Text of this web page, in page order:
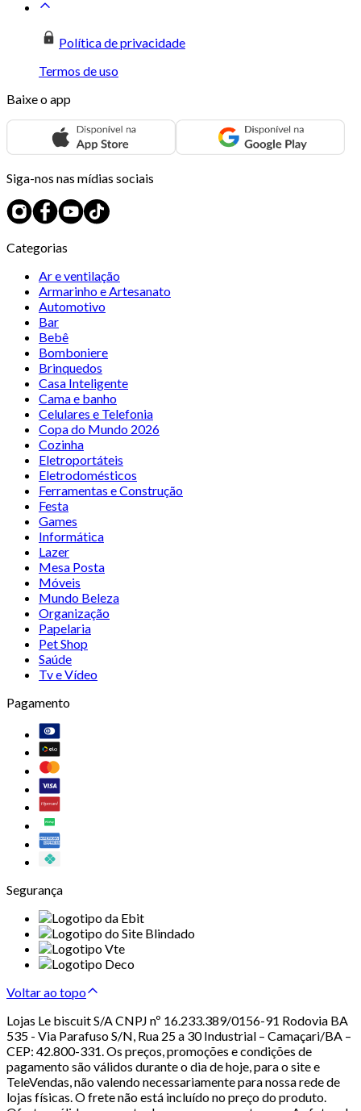
Política de privacidade
Termos de uso
Baixe o app
Siga-nos nas mídias sociais
Categorias
Ar e ventilação
Armarinho e Artesanato
Automotivo
Bar
Bebê
Bomboniere
Brinquedos
Casa Inteligente
Cama e banho
Celulares e Telefonia
Copa do Mundo 2026
Cozinha
Eletroportáteis
Eletrodomésticos
Ferramentas e Construção
Festa
Games
Informática
Lazer
Mesa Posta
Móveis
Mundo Beleza
Organização
Papelaria
Pet Shop
Saúde
Tv e Vídeo
Pagamento
Segurança
Voltar ao topo
Lojas Le biscuit S/A CNPJ nº 16.233.389/0156-91 Rodovia BA
535 - Via Parafuso S/N, Rua 25 a 30 Industrial – Camaçari/BA –
CEP: 42.800-331. Os preços, promoções e condições de
pagamento são válidos durante o dia de hoje, para o site e
TeleVendas, não valendo necessariamente para nossa rede de
lojas físicas. O frete não está incluído no preço do produto.